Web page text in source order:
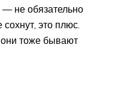
не обязательно
это плюс.
тоже бывают